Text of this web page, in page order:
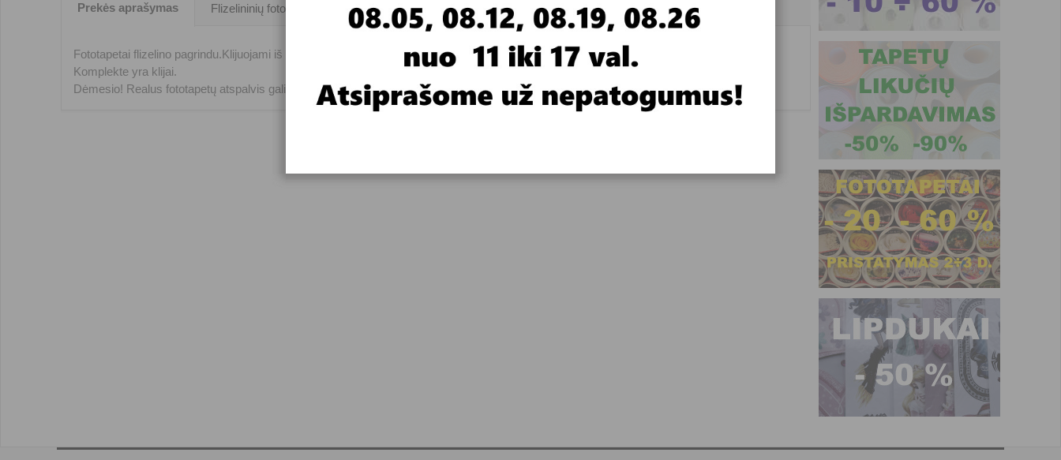
Prekės aprašymas Flizelininių fototapetų klijavimas Video medžiaga
Fototapetai flizelino pagrindu.Klijuojami iš vienos 1,04m pločio juostos.
Komplekte yra klijai.
Dėmesio! Realus fototapetų atspalvis gali nežymiai skirtis nuo pavyzdžio monitoriuje.